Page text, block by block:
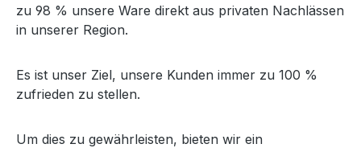
zu 98 % unsere Ware direkt aus privaten Nachlässen
in unserer Region.
Es ist unser Ziel, unsere Kunden immer zu 100 %
zufrieden zu stellen.
Um dies zu gewährleisten, bieten wir ein